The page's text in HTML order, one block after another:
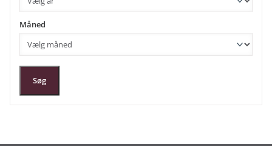
Måned
Søg